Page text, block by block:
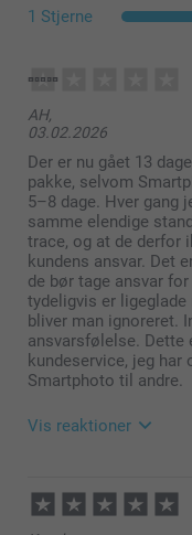
Frostet,
Bambuslåg (Stor)
Gummibånd for
1 Stjerne
AH,
03.02.2026
Der er nu gået 13
pakke, selvom
5–8 dage. Hver gang
samme elendige
trace, og at de derfor
kundens ansvar. Det
de bør tage ansvar
tydeligvis er ligeglade
bliver man ignoreret.
ansvarsfølelse. Dette
kundeservice, jeg
Smartphoto til andre.
Vis reaktioner
08:49
Kære kunde